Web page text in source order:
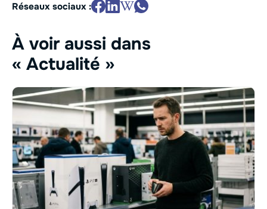
Réseaux sociaux :
À voir aussi dans
« Actualité »